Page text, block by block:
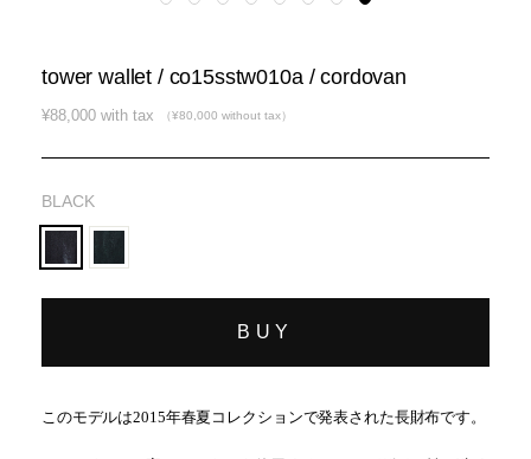
tower wallet / co15sstw010a / cordovan
通
価
¥88,000 with tax （¥80,000 without tax）
BLACK
BUY
このモデルは2015年春夏コレクションで発表された長財布です。